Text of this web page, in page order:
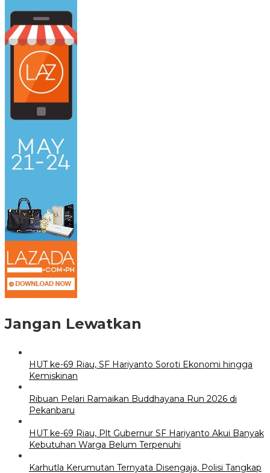
Jangan Lewatkan
HUT ke-69 Riau, SF Hariyanto Soroti Ekonomi hingga
Kemiskinan
Ribuan Pelari Ramaikan Buddhayana Run 2026 di
Pekanbaru
HUT ke-69 Riau, Plt Gubernur SF Hariyanto Akui Banyak
Kebutuhan Warga Belum Terpenuhi
Karhutla Kerumutan Ternyata Disengaja, Polisi Tangkap